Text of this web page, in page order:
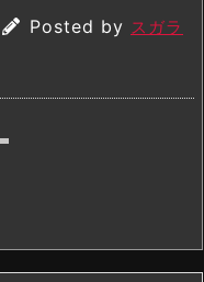
Posted by スガラ